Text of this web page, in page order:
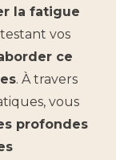
la fatigue
vos
ce
. À travers
vous
profondes